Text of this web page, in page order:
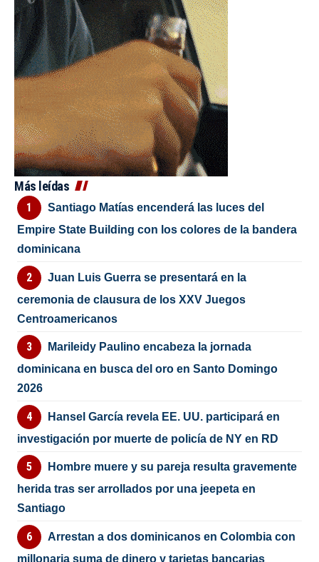
Más leídas
Santiago Matías encenderá las luces del
Empire State Building con los colores de la bandera
dominicana
Juan Luis Guerra se presentará en la
ceremonia de clausura de los XXV Juegos
Centroamericanos
Marileidy Paulino encabeza la jornada
dominicana en busca del oro en Santo Domingo
2026
Hansel García revela EE. UU. participará en
investigación por muerte de policía de NY en RD
Hombre muere y su pareja resulta gravemente
herida tras ser arrollados por una jeepeta en
Santiago
Arrestan a dos dominicanos en Colombia con
millonaria suma de dinero y tarjetas bancarias